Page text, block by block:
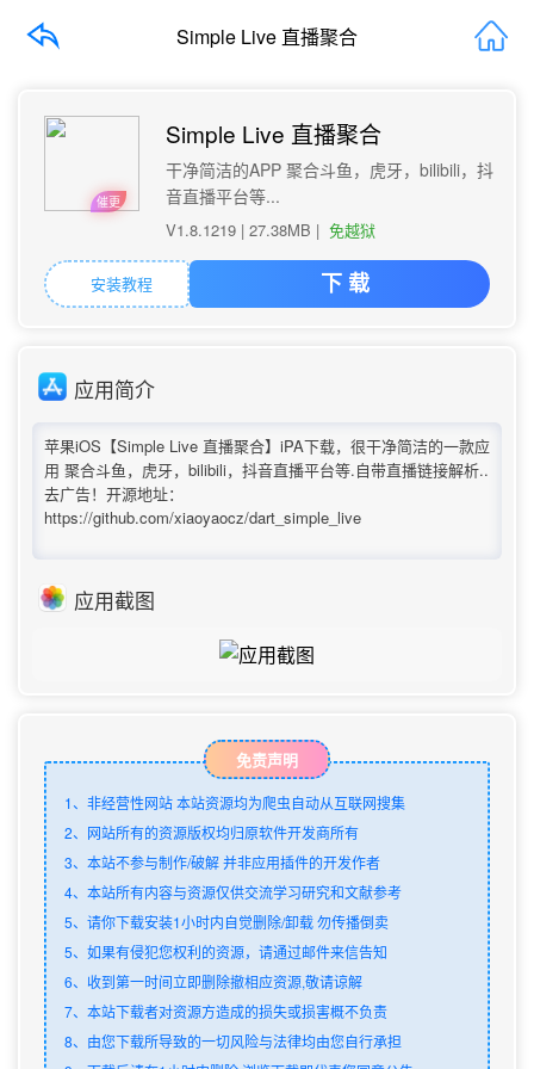
Simple Live 直播聚合
催更
Simple Live 直播聚合
干净简洁的APP 聚合斗鱼，虎牙，bilibili，抖
音直播平台等...
V1.8.1219 | 27.38MB | 免越狱
安装教程 下 载
应用简介
苹果iOS【Simple Live 直播聚合】iPA下载，很干净简洁的一款应
用 聚合斗鱼，虎牙，bilibili，抖音直播平台等.自带直播链接解析..
去广告！开源地址：
https://github.com/xiaoyaocz/dart_simple_live
应用截图
免责声明
1、非经营性网站 本站资源均为爬虫自动从互联网搜集
2、网站所有的资源版权均归原软件开发商所有
3、本站不参与制作/破解 并非应用插件的开发作者
4、本站所有内容与资源仅供交流学习研究和文献参考
5、请你下载安装1小时内自觉删除/卸载 勿传播倒卖
5、如果有侵犯您权利的资源，请通过邮件来信告知
6、收到第一时间立即删除撤相应资源,敬请谅解
7、本站下载者对资源方造成的损失或损害概不负责
8、由您下载所导致的一切风险与法律均由您自行承担